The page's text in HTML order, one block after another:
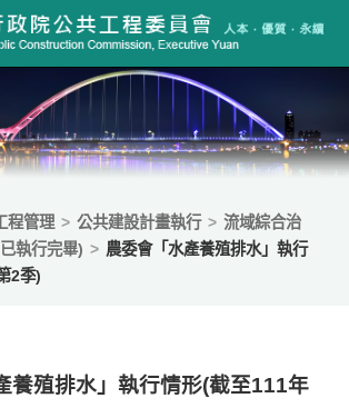
行政院公共工
程管理 公共建設計畫執行
流域綜合治
執行完畢)
農委會「水產養殖排水」執行
2季)
養殖排水」執行情形(截至111年